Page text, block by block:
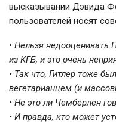
высказывании Дэвида
пользователей носят
• Нельзя недооценивать
из КГБ, и это очень
• Так что, Гитлер тоже
вегетарианцем (и
• Не это ли Чемберлен
• И правда, кто может